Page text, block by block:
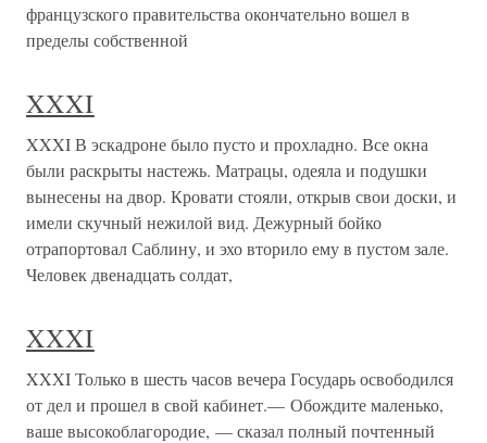
французского правительства окончательно вошел в
пределы собственной
XXXI
XXXI В эскадроне было пусто и прохладно. Все окна
были раскрыты настежь. Матрацы, одеяла и подушки
вынесены на двор. Кровати стояли, открыв свои доски, и
имели скучный нежилой вид. Дежурный бойко
отрапортовал Саблину, и эхо вторило ему в пустом зале.
Человек двенадцать солдат,
XXXI
XXXI Только в шесть часов вечера Государь освободился
от дел и прошел в свой кабинет.— Обождите маленько,
ваше высокоблагородие, — сказал полный почтенный